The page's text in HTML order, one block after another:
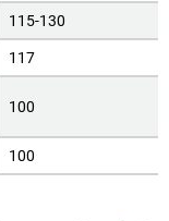
115-130
117
100
100